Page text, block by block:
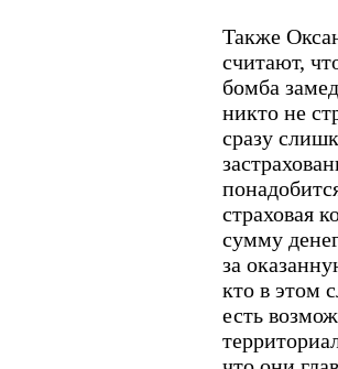
Также
считают,
бомба
никто не
сразу
страховая
сумму
за
кто в этом
есть